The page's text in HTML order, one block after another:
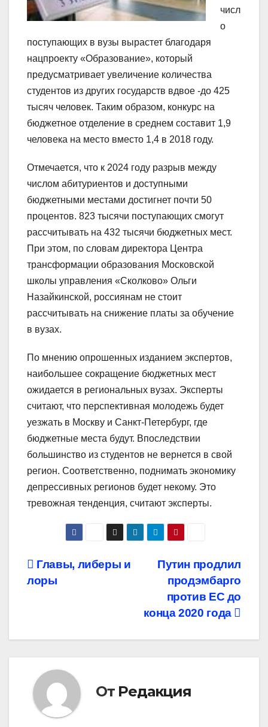
числ
о
поступающих в вузы вырастет благодаря
нацпроекту «Образование», который
предусматривает увеличение количества
студентов из других государств вдвое -до 425
тысяч человек. Таким образом, конкурс на
бюджетное отделение в среднем составит 1,9
человека на место вместо 1,4 в 2018 году.
Отмечается, что к 2024 году разрыв между
числом абитуриентов и доступными
бюджетными местами достигнет почти 50
процентов. 823 тысячи поступающих смогут
рассчитывать на 432 тысячи бюджетных мест.
При этом, по словам директора Центра
трансформации образования Московской
школы управления «Сколково» Ольги
Назайкинской, россиянам не стоит
рассчитывать на снижение платы за обучение
в вузах.
По мнению опрошенных изданием экспертов,
наибольшее сокращение бюджетных мест
ожидается в региональных вузах. Эксперты
считают, что перспективная молодежь будет
уезжать в Москву и Санкт-Петербург, где
бюджетные места будут. Впоследствии
большинство из студентов не вернется в свой
регион. Соответственно, поднимать экономику
депрессивных регионов будет некому. Это
тревожная тенденция, считают эксперты.
Навигация
по
Путин продлил
продэмбарго
против ЕС до
конца 2020 года
Главы, либеры и
лоры
От Редакция